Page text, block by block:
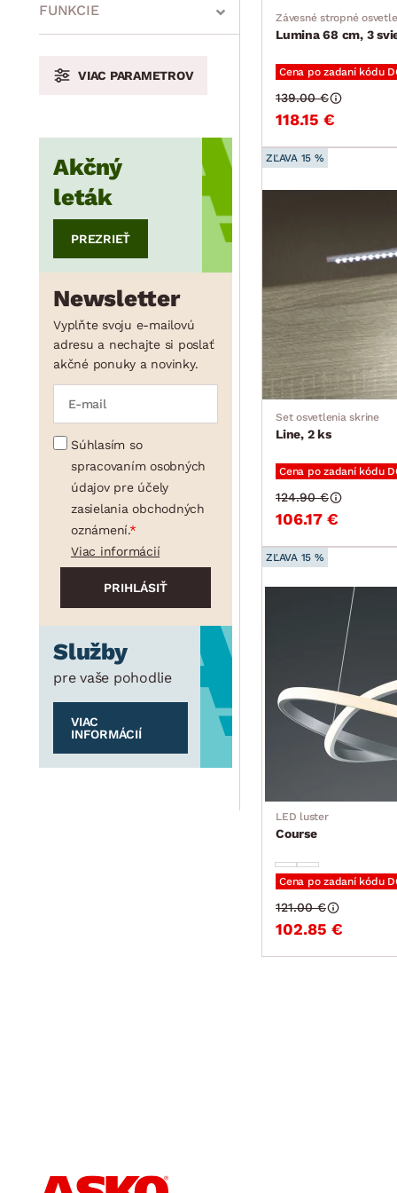
min.
min. cm max.
min. cm cm
cm
FUNKCIE
VIAC PARAMETROV
Akčný
leták
PREZRIEŤ
Newsletter
Vyplňte svoju e-mailovú
adresu a nechajte si poslať
akčné ponuky a novinky.
Súhlasím so
spracovaním osobných
údajov pre účely
zasielania obchodných
oznámení.
Viac informácií
Služby
pre vaše pohodlie
VIAC
INFORMÁCIÍ
Závesné stropné
Lumina 68 cm, 3
Cena po zadaní kódu
118.15 €
139.00 €
ZĽAVA 15 %
Set osvetlenia skrine
Line, 2 ks
Cena po zadaní kódu
106.17 €
124.90 €
ZĽAVA 15 %
LED luster
Course
Cena po zadaní kódu
102.85 €
121.00 €